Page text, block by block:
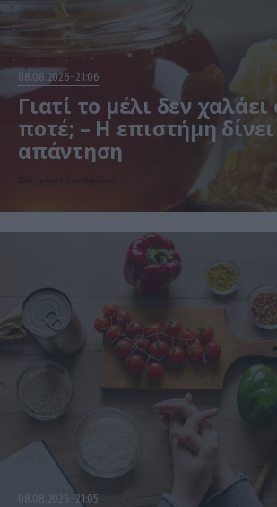
08.08.2026 21:06
Γιατί το μέλι δεν
ποτέ; – Η επιστήμη
απάντηση
Πώς πρέπει να αποθηκεύεται
08.08.2026 21:05